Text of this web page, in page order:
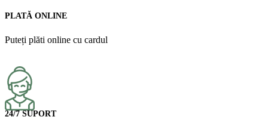
PLATĂ ONLINE
Puteți plăti online cu cardul
24/7 SUPORT